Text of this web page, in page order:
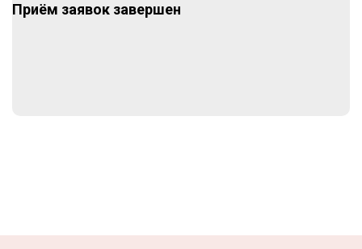
Приём заявок завершен